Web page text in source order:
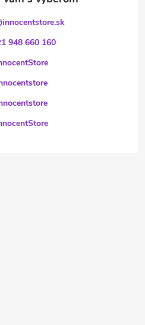
innocentstore.sk
948 660 160